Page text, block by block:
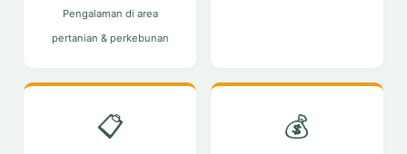
Pengalaman di area
pertanian & perkebunan
📋 💰